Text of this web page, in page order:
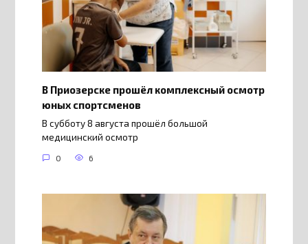
В Приозерске прошёл комплексный осмотр
юных спортсменов
В субботу 8 августа прошёл большой
медицинский осмотр
0 6